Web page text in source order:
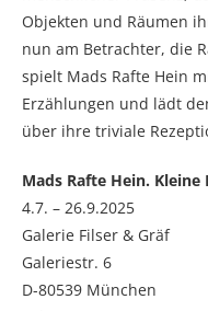
Objekten und Räumen
nun am Betrachter, die
spielt Mads Rafte Hein
Erzählungen und lädt
über ihre triviale
Mads Rafte Hein. Kleine
4.7. – 26.9.2025
Galerie Filser & Gräf
Galeriestr. 6
D-80539 München